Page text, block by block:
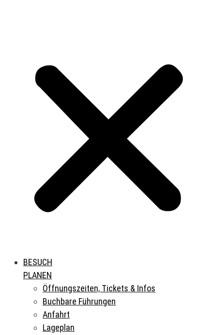
BESUCH
PLANEN
Öffnungszeiten, Tickets & Infos
Buchbare Führungen
Anfahrt
Lageplan